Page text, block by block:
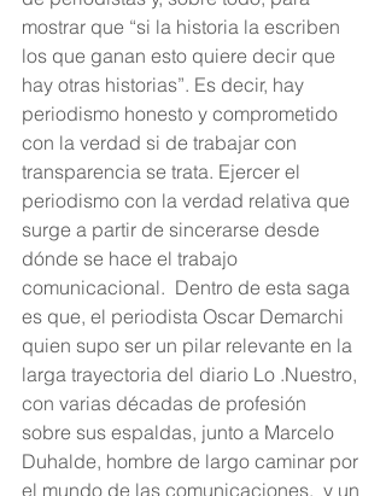
mostrar que “si la historia la escriben
los que ganan esto quiere decir que
hay otras historias”. Es decir, hay
periodismo honesto y comprometido
con la verdad si de trabajar con
transparencia se trata. Ejercer el
periodismo con la verdad relativa que
surge a partir de sincerarse desde
dónde se hace el trabajo
comunicacional.  Dentro de esta saga
es que, el periodista Oscar Demarchi
quien supo ser un pilar relevante en la
larga trayectoria del diario Lo .Nuestro,
con varias décadas de profesión
sobre sus espaldas, junto a Marcelo
Duhalde, hombre de largo caminar por
el mundo de las comunicaciones,  y un